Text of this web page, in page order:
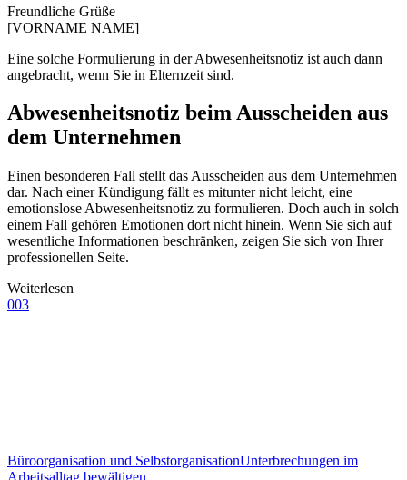
Freundliche Grüße
[VORNAME NAME]
Eine solche Formulierung in der Abwesenheitsnotiz ist auch dann
angebracht, wenn Sie in Elternzeit sind.
Abwesenheitsnotiz beim Ausscheiden aus
dem Unternehmen
Einen besonderen Fall stellt das Ausscheiden aus dem Unternehmen
dar. Nach einer Kündigung fällt es mitunter nicht leicht, eine
emotionslose Abwesenheitsnotiz zu formulieren. Doch auch in solch
einem Fall gehören Emotionen dort nicht hinein. Wenn Sie sich auf
wesentliche Informationen beschränken, zeigen Sie sich von Ihrer
professionellen Seite.
Weiterlesen
003
Büroorganisation und SelbstorganisationUnterbrechungen im